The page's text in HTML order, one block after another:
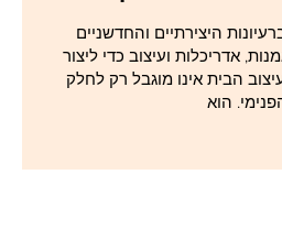
היצירתיים והחדשניים
אדריכלות ועיצוב כדי ליצור
הבית אינו מוגבל רק לחלק
הוא